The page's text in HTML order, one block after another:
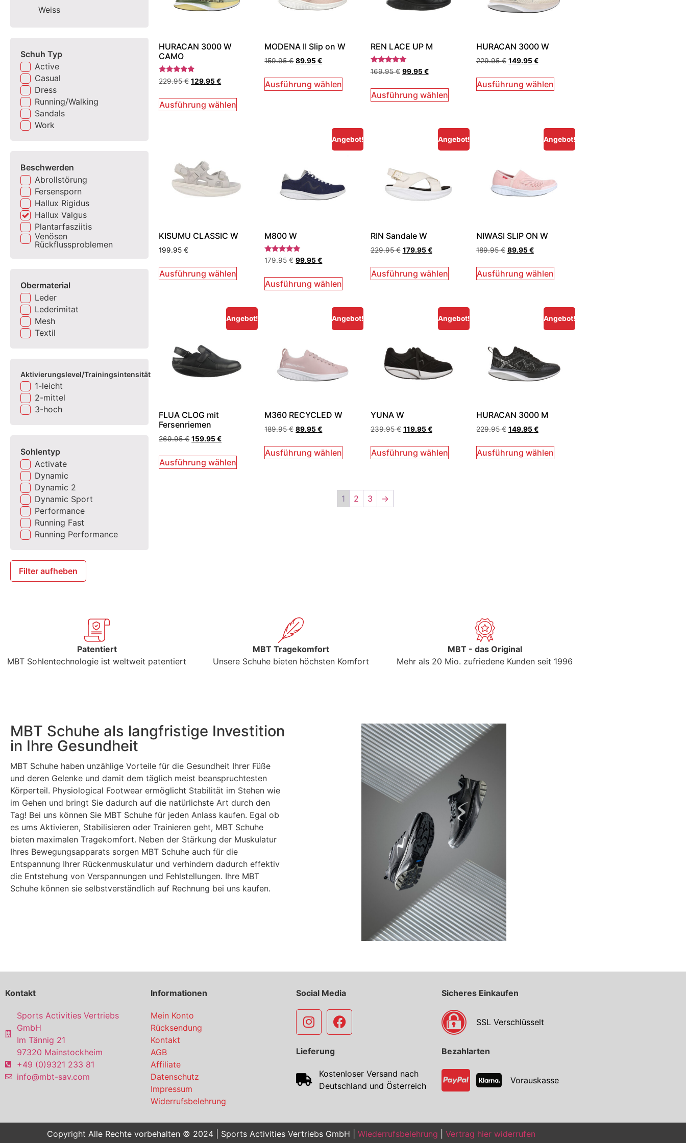
Weiss
Schuh Typ
Active
Casual
Dress
Running/Walking
Sandals
Work
Beschwerden
Abrollstörung
Fersensporn
Hallux Rigidus
Hallux Valgus
Plantarfasziitis
Venösen
Rückflussproblemen
Obermaterial
Leder
Lederimitat
Mesh
Textil
Aktivierungslevel/Trainingsintensität
1-leicht
2-mittel
3-hoch
Sohlentyp
Activate
Dynamic
Dynamic 2
Dynamic Sport
Performance
Running Fast
Running Performance
Filter aufheben
HURACAN 3000 W
CAMO
Bewertet
mit
von 5
229.95€ 129.95€
Ausführung wählen
MODENA II Slip on W
159.95€ 89.95€
Ausführung wählen
REN LACE UP M
Bewertet
mit
von 5
169.95€ 99.95€
Ausführung wählen
HURACAN 3000 W
229.95€ 149.95€
Ausführung wählen
KISUMU CLASSIC W
199.95€
Ausführung wählen
Angebot!
M800 W
Bewertet
mit
von 5
179.95€ 99.95€
Ausführung wählen
Angebot!
RIN Sandale W
229.95€ 179.95€
Ausführung wählen
Angebot!
NIWASI SLIP ON W
189.95€ 89.95€
Ausführung wählen
Angebot!
FLUA CLOG mit
Fersenriemen
269.95€ 159.95€
Ausführung wählen
Angebot!
M360 RECYCLED W
189.95€ 89.95€
Ausführung wählen
Angebot!
YUNA W
239.95€ 119.95€
Ausführung wählen
Angebot!
HURACAN 3000 M
229.95€ 149.95€
Ausführung wählen
1 2 3 →
Patentiert
MBT Sohlentechnologie ist weltweit patentiert
MBT Tragekomfort
Unsere Schuhe bieten höchsten Komfort
MBT - das Original
Mehr als 20 Mio. zufriedene Kunden seit 1996
MBT Schuhe als langfristige Investition
in Ihre Gesundheit
MBT Schuhe haben unzählige Vorteile für die Gesundheit Ihrer Füße
und deren Gelenke und damit dem täglich meist beanspruchtesten
Körperteil. Physiological Footwear ermöglicht Stabilität im Stehen wie
im Gehen und bringt Sie dadurch auf die natürlichste Art durch den
Tag! Bei uns können Sie MBT Schuhe für jeden Anlass kaufen. Egal ob
es ums Aktivieren, Stabilisieren oder Trainieren geht, MBT Schuhe
bieten maximalen Tragekomfort. Neben der Stärkung der Muskulatur
Ihres Bewegungsapparats sorgen MBT Schuhe auch für die
Entspannung Ihrer Rückenmuskulatur und verhindern dadurch effektiv
die Entstehung von Verspannungen und Fehlstellungen. Ihre MBT
Schuhe können sie selbstverständlich auf Rechnung bei uns kaufen.
Kontakt
Sports Activities Vertriebs
GmbH
Im Tännig 21
97320 Mainstockheim
+49 (0)9321 233 81
info@mbt-sav.com
Informationen
Mein Konto
Rücksendung
Kontakt
AGB
Affiliate
Datenschutz
Impressum
Widerrufsbelehrung
Social Media
Lieferung
Kostenloser Versand nach
Deutschland und Österreich
Sicheres Einkaufen
SSL Verschlüsselt
Bezahlarten
Vorauskasse
Copyright Alle Rechte vorbehalten © 2024 | Sports Activities Vertriebs GmbH | Wiederrufsbelehrung Vertrag hier widerrufen